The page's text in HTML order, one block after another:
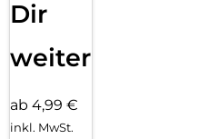
Dir
weiter
ab 4,99 €
inkl. MwSt.